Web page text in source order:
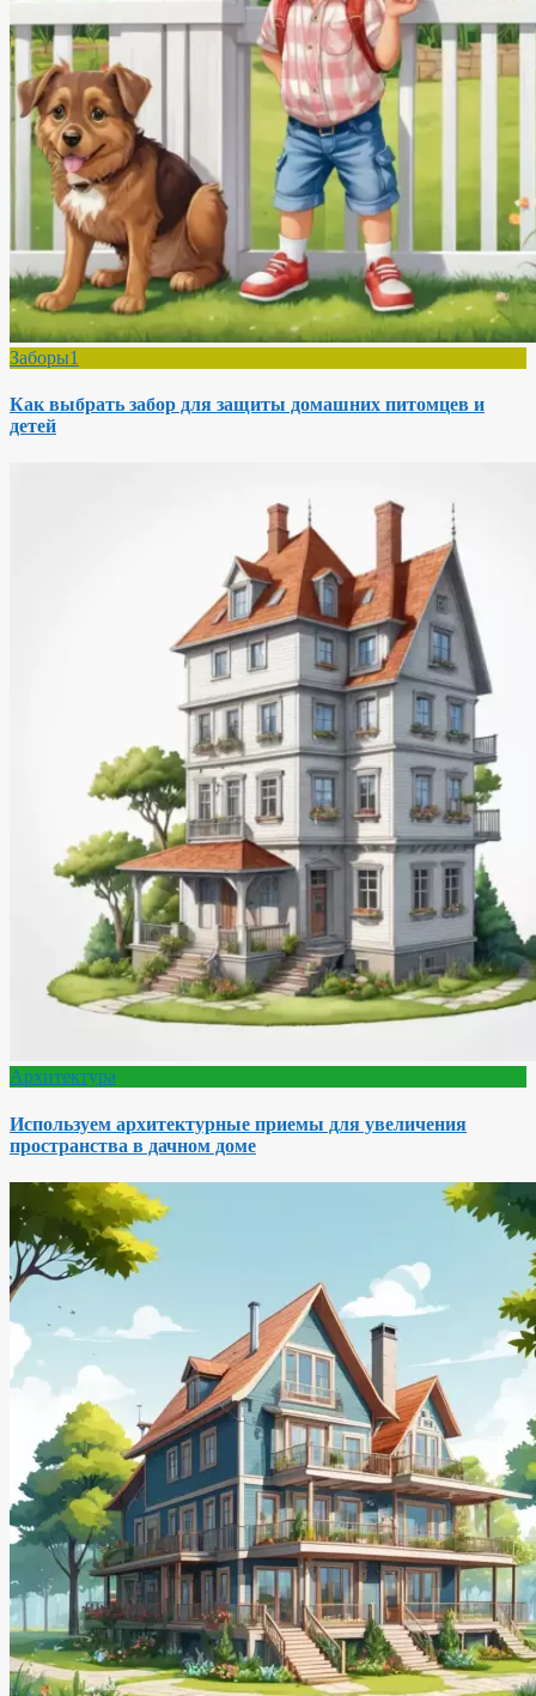
Заборы1
Как выбрать забор для защиты домашних питомцев и
детей
Архитектура
Используем архитектурные приемы для увеличения
пространства в дачном доме